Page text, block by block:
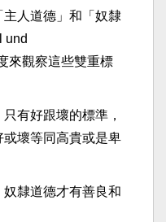
人道德」和「奴隸
und
來觀察這些雙重標
有好跟壞的標準，
壞等同高貴或是卑
奴隸道德才有善良和